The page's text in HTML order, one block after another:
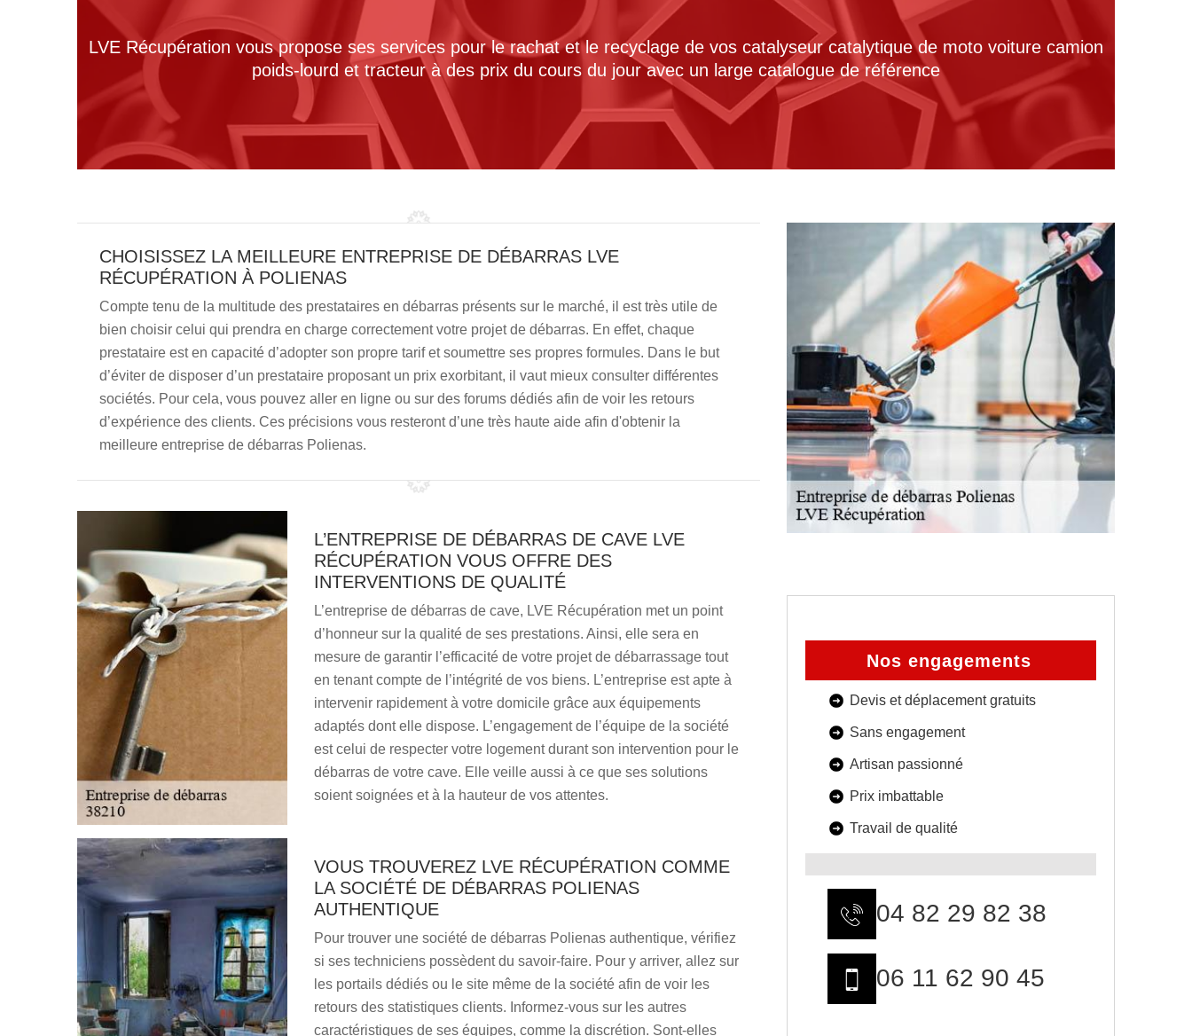
LVE Récupération vous propose ses services pour le rachat et le recyclage de vos catalyseur catalytique de moto voiture camion
poids-lourd et tracteur à des prix du cours du jour avec un large catalogue de référence
CHOISISSEZ LA MEILLEURE ENTREPRISE DE DÉBARRAS LVE
RÉCUPÉRATION À POLIENAS
Compte tenu de la multitude des prestataires en débarras présents sur le marché, il est très utile de
bien choisir celui qui prendra en charge correctement votre projet de débarras. En effet, chaque
prestataire est en capacité d’adopter son propre tarif et soumettre ses propres formules. Dans le but
d’éviter de disposer d’un prestataire proposant un prix exorbitant, il vaut mieux consulter différentes
sociétés. Pour cela, vous pouvez aller en ligne ou sur des forums dédiés afin de voir les retours
d’expérience des clients. Ces précisions vous resteront d’une très haute aide afin d'obtenir la
meilleure entreprise de débarras Polienas.
L’ENTREPRISE DE DÉBARRAS DE CAVE LVE
RÉCUPÉRATION VOUS OFFRE DES
INTERVENTIONS DE QUALITÉ
L’entreprise de débarras de cave, LVE Récupération met un point
d’honneur sur la qualité de ses prestations. Ainsi, elle sera en
mesure de garantir l’efficacité de votre projet de débarrassage tout
en tenant compte de l’intégrité de vos biens. L’entreprise est apte à
intervenir rapidement à votre domicile grâce aux équipements
adaptés dont elle dispose. L’engagement de l’équipe de la société
est celui de respecter votre logement durant son intervention pour le
débarras de votre cave. Elle veille aussi à ce que ses solutions
soient soignées et à la hauteur de vos attentes.
VOUS TROUVEREZ LVE RÉCUPÉRATION COMME
LA SOCIÉTÉ DE DÉBARRAS POLIENAS
AUTHENTIQUE
Pour trouver une société de débarras Polienas authentique, vérifiez
si ses techniciens possèdent du savoir-faire. Pour y arriver, allez sur
les portails dédiés ou le site même de la société afin de voir les
retours des statistiques clients. Informez-vous sur les autres
caractéristiques de ses équipes, comme la discrétion. Sont-elles
Nos engagements
Devis et déplacement gratuits
Sans engagement
Artisan passionné
Prix imbattable
Travail de qualité
04 82 29 82 38
06 11 62 90 45